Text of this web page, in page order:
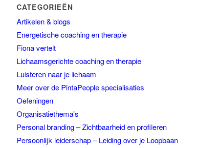
CATEGORIEËN
Artikelen & blogs
Energetische coaching en therapie
Fiona vertelt
Lichaamsgerichte coaching en therapie
Luisteren naar je lichaam
Meer over de PintaPeople specialisaties
Oefeningen
Organisatiethema's
Personal branding – Zichtbaarheid en profileren
Persoonlijk leiderschap – Leiding over je Loopbaan